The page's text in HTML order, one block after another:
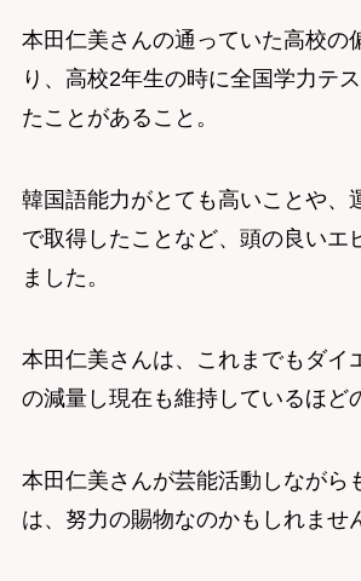
本田仁美さんの通っていた高校の
り、高校2年生の時に全国学力テ
たことがあること。
韓国語能力がとても高いことや、
で取得したことなど、頭の良いエ
ました。
本田仁美さんは、これまでもダイ
の減量し現在も維持しているほど
本田仁美さんが芸能活動しながら
は、努力の賜物なのかもしれませ